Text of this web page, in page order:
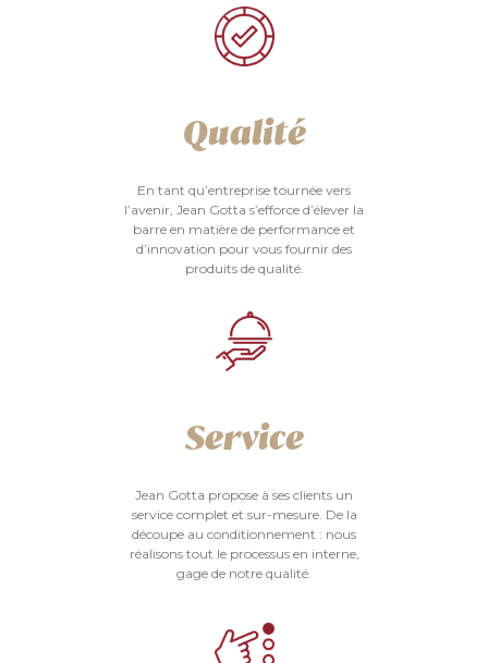
Qualité
En tant qu’entreprise tournée vers
l’avenir, Jean Gotta s’efforce d’élever la
barre en matière de performance et
d’innovation pour vous fournir des
produits de qualité.
Service
Jean Gotta propose à ses clients un
service complet et sur-mesure. De la
découpe au conditionnement : nous
réalisons tout le processus en interne,
gage de notre qualité.